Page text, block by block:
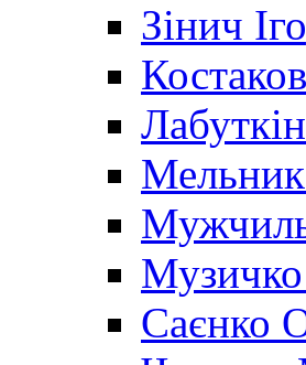
Зінич
Саєнко